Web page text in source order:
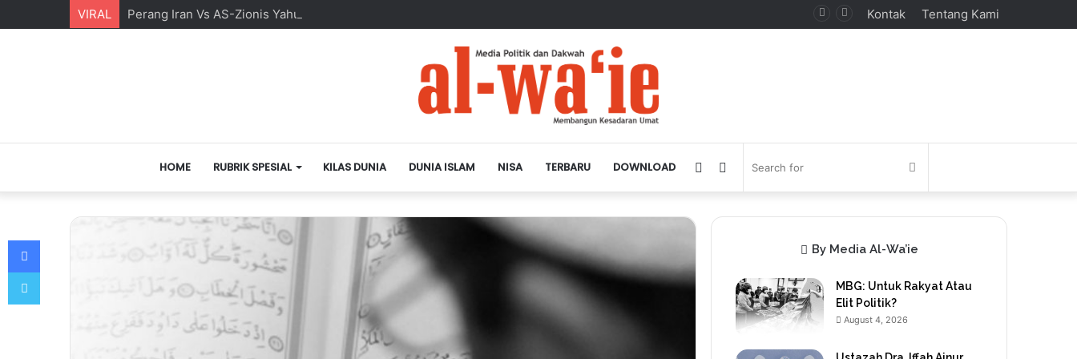
VIRAL Perang Iran Vs AS-Zionis Yahudi dan Masa Depan Dunia Islam Kontak Tentang Kami
HOME RUBRIK SPESIAL KILAS DUNIA DUNIA ISLAM NISA TERBARU DOWNLOAD
for
Switch
skin
Sidebar
By Media Al-Wa’ie
MBG: Untuk Rakyat Atau
Elit Politik?
August 4, 2026